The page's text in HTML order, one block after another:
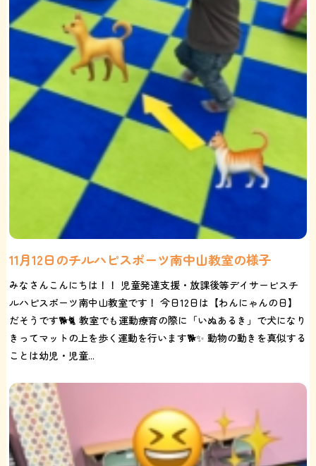
11月12日のチルハピスポーツ南中山教室の様子
みなさんこんにちは！！ 児童発達支援・放課後等デイサービスチ
ルハピスポーツ南中山教室です！ 今日12日は【わんにゃんの日】
だそうです🐕🐈 教室でも運動療育の際に「いぬあるき」で犬になり
きってマットの上を歩く運動を行います🐕✨ 動物の動きを真似する
ことは幼児・児童...